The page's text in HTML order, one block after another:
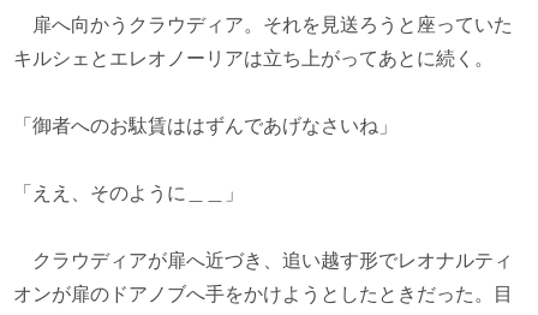
扉へ向かうクラウディア。それを見送ろうと座っていた
キルシェとエレオノーリアは立ち上がってあとに続く。
「御者へのお駄賃ははずんであげなさいね」
「ええ、そのように＿＿」
クラウディアが扉へ近づき、追い越す形でレオナルティ
オンが扉のドアノブへ手をかけようとしたときだった。目